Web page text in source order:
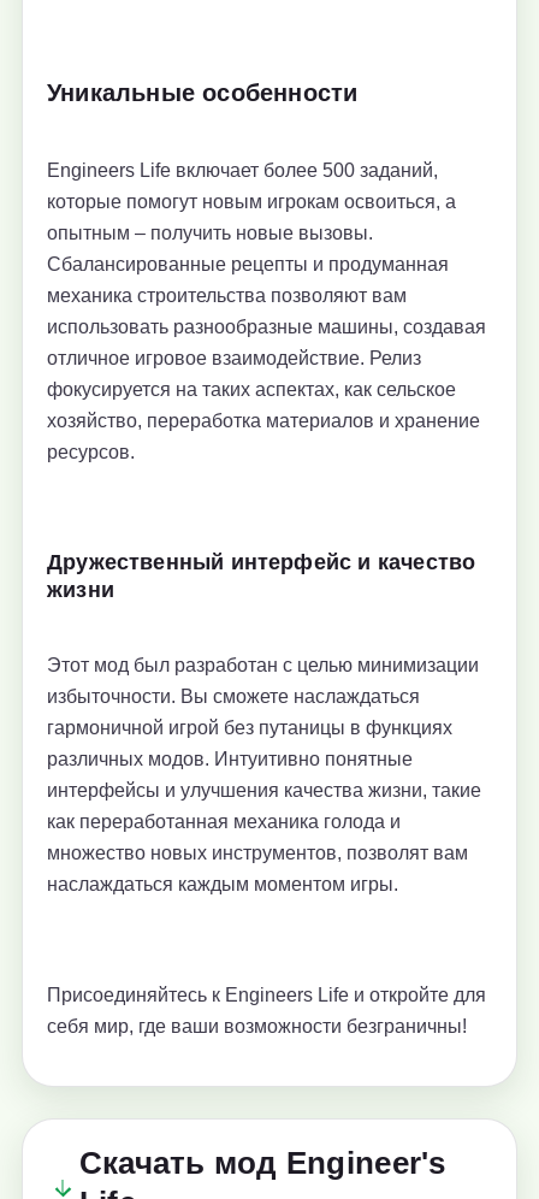
Уникальные особенности
Engineers Life включает более 500 заданий,
которые помогут новым игрокам освоиться, а
опытным – получить новые вызовы.
Сбалансированные рецепты и продуманная
механика строительства позволяют вам
использовать разнообразные машины, создавая
отличное игровое взаимодействие. Релиз
фокусируется на таких аспектах, как сельское
хозяйство, переработка материалов и хранение
ресурсов.
Дружественный интерфейс и качество
жизни
Этот мод был разработан с целью минимизации
избыточности. Вы сможете наслаждаться
гармоничной игрой без путаницы в функциях
различных модов. Интуитивно понятные
интерфейсы и улучшения качества жизни, такие
как переработанная механика голода и
множество новых инструментов, позволят вам
наслаждаться каждым моментом игры.
Присоединяйтесь к Engineers Life и откройте для
себя мир, где ваши возможности безграничны!
Скачать мод Engineer's